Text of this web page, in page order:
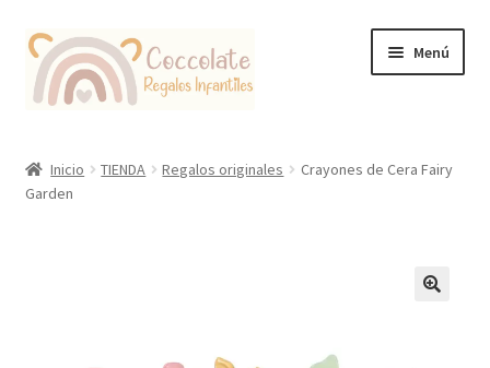
Ir
la
Ir
contenido
Menú
Coccolate Puericultura y Juguetería Educativa
Inicio TIENDA Regalos originales
Crayones de Cera Fairy
Garden